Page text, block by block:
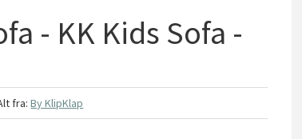
- KK Kids Sofa -
fra:By KlipKlap